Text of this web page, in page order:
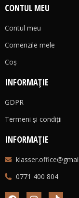
CONTUL MEU
Contul meu
Comenzile mele
Coş
INFORMAȚIE
GDPR
Termeni și condiții
INFORMAȚIE
0771 400 804